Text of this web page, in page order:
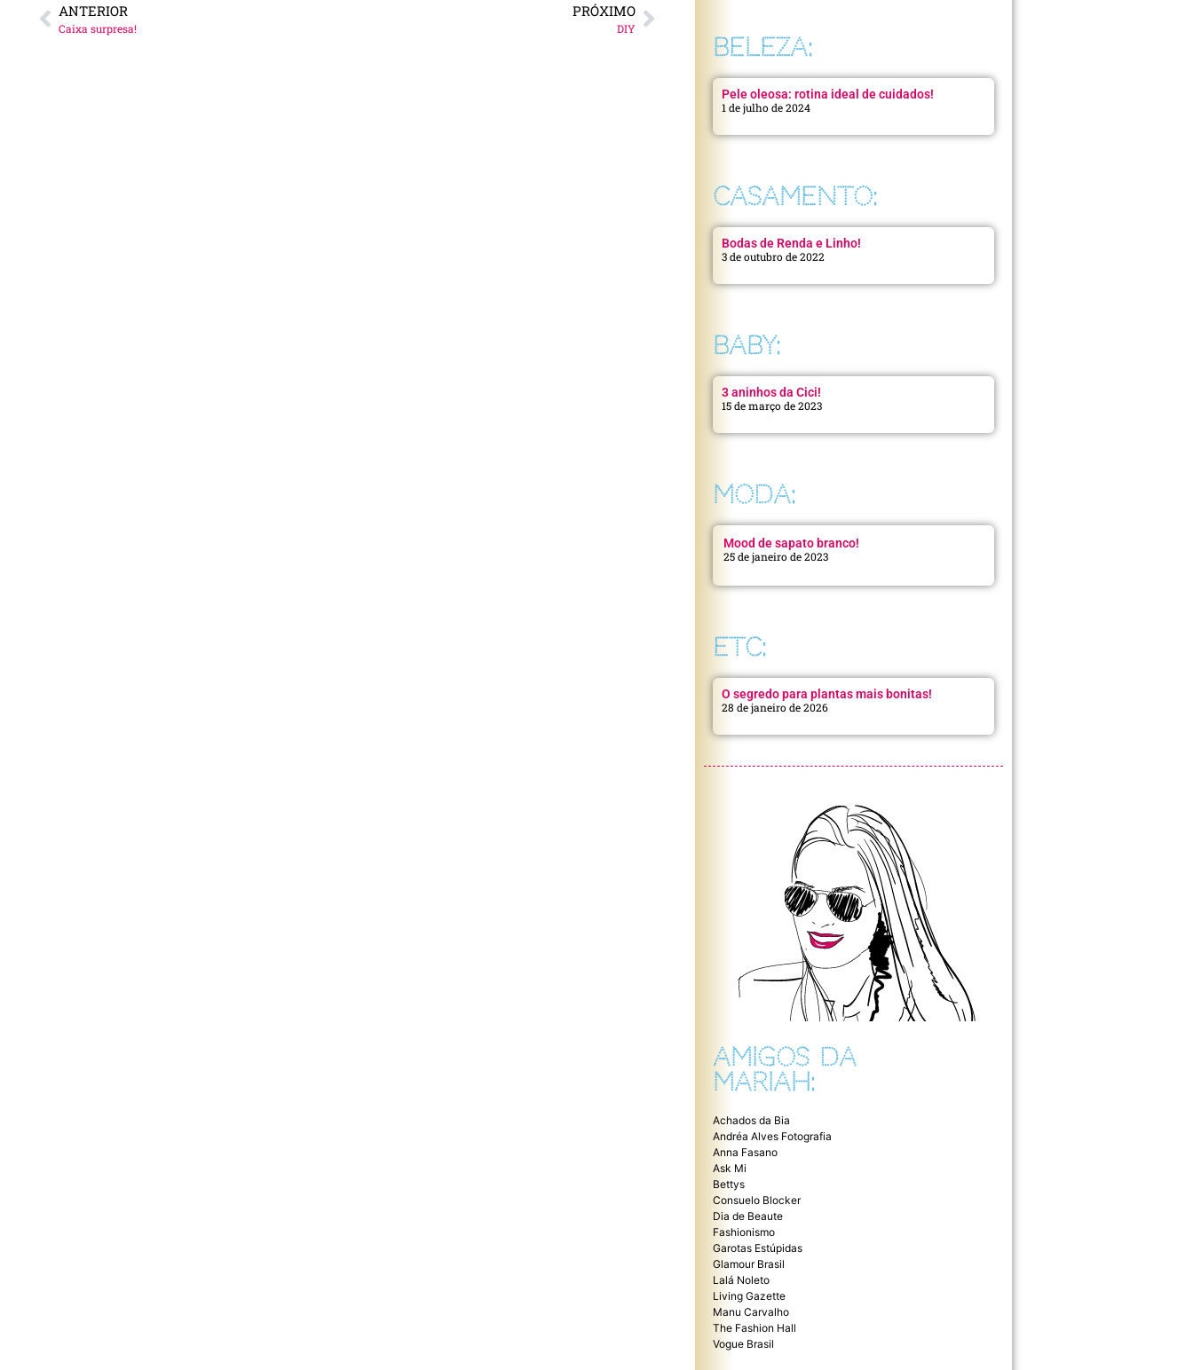
ANTERIOR
Caixa surpresa!
PRÓXIMO
DIY
BELEZA:
Pele oleosa: rotina ideal de cuidados!
1 de julho de 2024
CASAMENTO:
Bodas de Renda e Linho!
3 de outubro de 2022
BABY:
3 aninhos da Cici!
15 de março de 2023
MODA:
Mood de sapato branco!
25 de janeiro de 2023
ETC:
O segredo para plantas mais bonitas!
28 de janeiro de 2026
AMIGOS DA
MARIAH:
Achados da Bia
Andréa Alves Fotografia
Anna Fasano
Ask Mi
Bettys
Consuelo Blocker
Dia de Beaute
Fashionismo
Garotas Estúpidas
Glamour Brasil
Lalá Noleto
Living Gazette
Manu Carvalho
The Fashion Hall
Vogue Brasil